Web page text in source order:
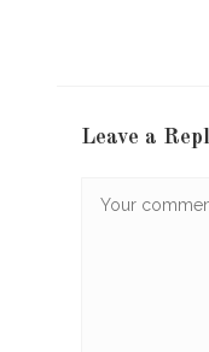
Leave a